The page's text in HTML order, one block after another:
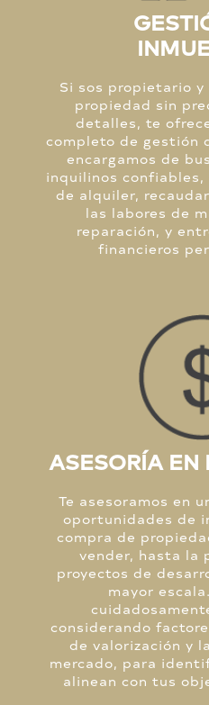
Si sos propietario
propiedad sin
detalles, te
completo de gestión
encargamos de
inquilinos
de alquiler,
las labores de
reparación, y
financieros
ASESORÍA EN
Te asesoramos en
oportunidades de
compra de
vender, hasta la
proyectos de
mayor
considerando
de valorización y
mercado, para
alinean con tus